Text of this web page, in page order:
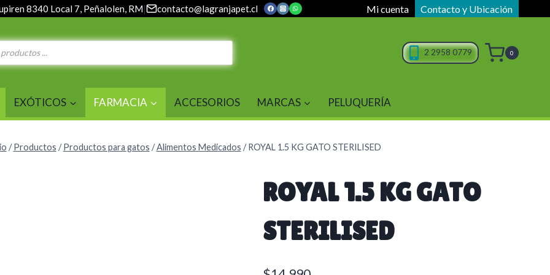
8340 Local 7, Peñalolen, RM| contacto@lagranjapet.cl Mi cuenta Contacto y Ubicación
2 2958 0779 0
EXÓTICOS FARMACIA ACCESORIOS MARCAS PELUQUERÍA
/ Productos / Productos para gatos / Alimentos Medicados / ROYAL 1.5 KG GATO STERILISED
ROYAL 1.5 KG GATO
STERILISED